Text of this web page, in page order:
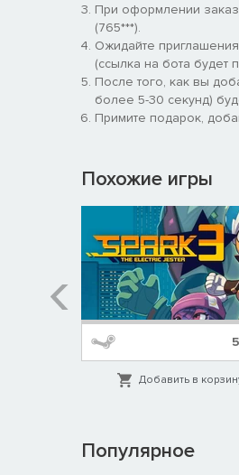
При оформлении
(765***).
Ожидайте
(ссылка на бота будет
После того, как вы
более 5-30 секунд)
Примите подарок,
Похожие игры
Добавить в
Популярное